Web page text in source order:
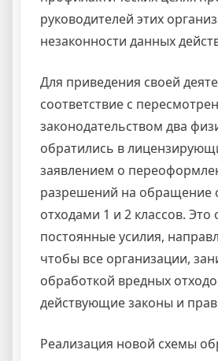
руководителей этих
незаконности данных
Для приведения своей
соответствие с
законодательством два
обратились в
заявлением о
разрешений на обращение
отходами 1 и 2 классов. Это
постоянные усилия,
чтобы все организации,
обработкой вредных
действующие законы и
Реализация новой схемы